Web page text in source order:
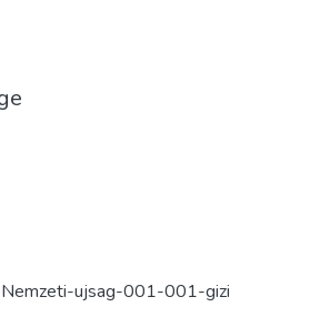
ujsag-001-001-gizi